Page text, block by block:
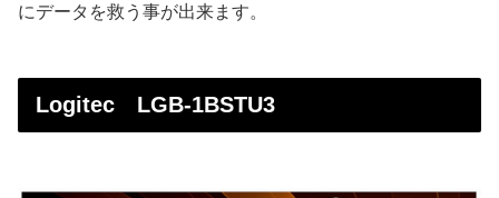
にデータを救う事が出来ます。
Logitec LGB-1BSTU3